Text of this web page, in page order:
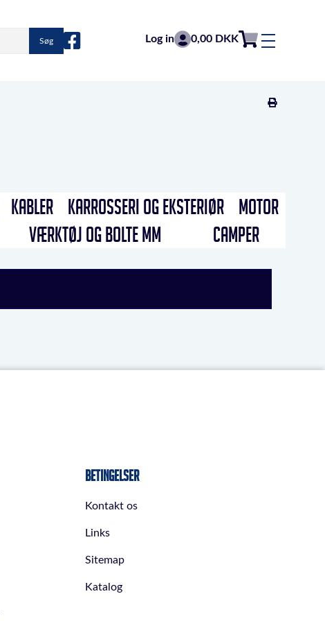
Søg Log in 0,00 DKK
KABLER KARROSSERI OG EKSTERIØR
MOTOR
VÆRKTØJ OG BOLTE MM CAMPER
Betingelser
Kontakt os
Links
Sitemap
Katalog